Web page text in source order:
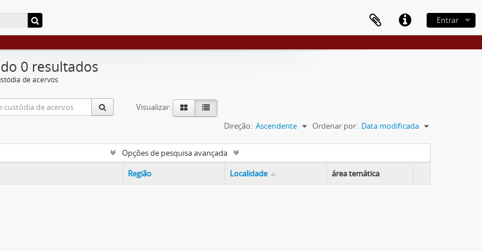
Entrar
0 resultados
de acervos
Visualizar:
Ordenar por: Data modificada
Direção: Ascendente
Opções de pesquisa avançada
Região Localidade área temática